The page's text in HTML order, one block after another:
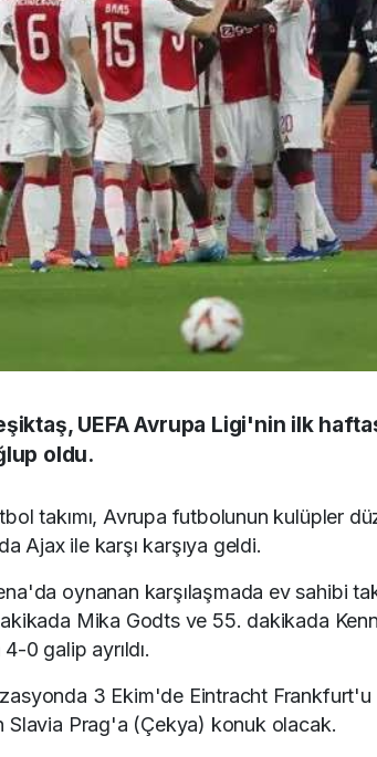
UEFA Avrupa Ligi'nin ilk
oldu.
takımı, Avrupa futbolunun kulüpler
Ajax ile karşı karşıya geldi.
oynanan karşılaşmada ev sahibi
Mika Godts ve 55. dakikada
0 galip ayrıldı.
3 Ekim'de Eintracht
Slavia Prag'a (Çekya) konuk olacak.